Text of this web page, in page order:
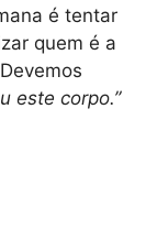
é tentar
quem é a
este corpo.”